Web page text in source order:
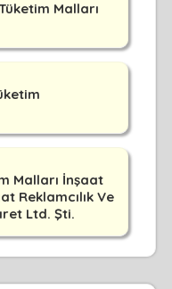
Malları
Malları İnşaat
Reklamcılık Ve
Ltd. Şti.